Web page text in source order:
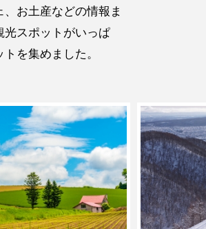
お土産などの情報ま
スポットがいっぱ
を集めました。